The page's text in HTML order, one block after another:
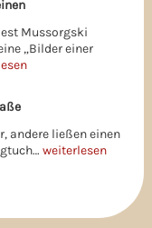
Mussorgski
„Bilder einer
andere ließen einen
weiterlesen